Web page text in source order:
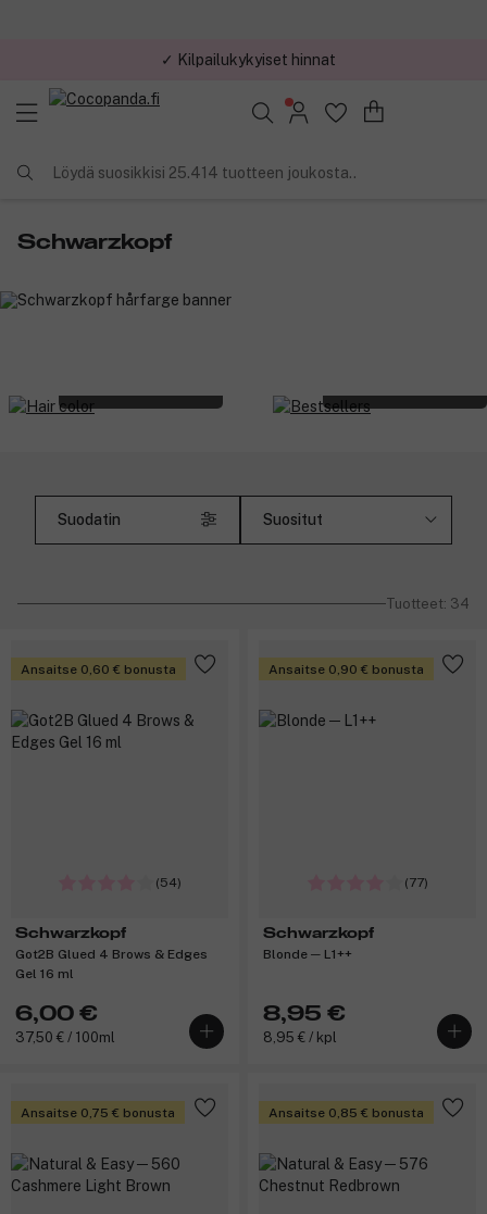
✓ Kilpailukykyiset hinnat
Löydä suosikkisi 25.414 tuotteen joukosta..
Schwarzkopf
Suodatin
Tuotteet: 34
Ansaitse 0,60 € bonusta
(54)
Schwarzkopf
Got2B Glued 4 Brows & Edges
Gel 16 ml
6,00 €
37,50 € / 100ml
Ansaitse 0,90 € bonusta
(77)
Schwarzkopf
Blonde ─ L1++
8,95 €
8,95 € / kpl
Ansaitse 0,75 € bonusta Ansaitse 0,85 € bonusta